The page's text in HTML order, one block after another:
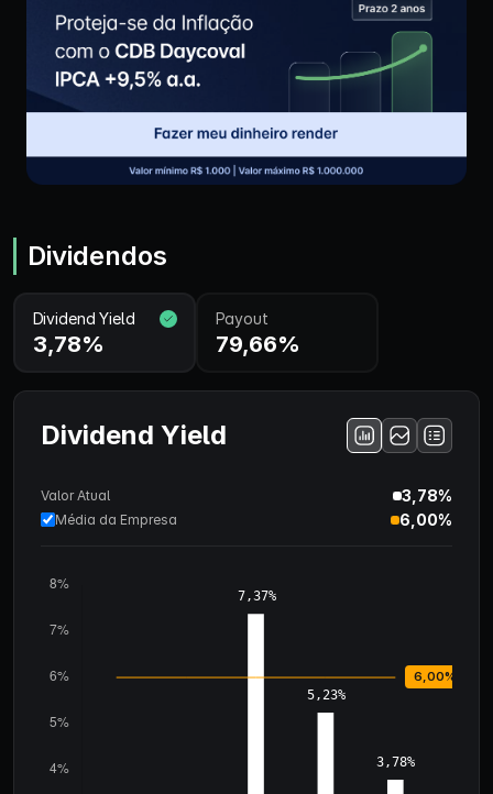
Dividendos
Dividend Yield
3,78%
Payout
79,66%
Dividend Yield
Valor Atual 3,78%
Média da Empresa 6,00%